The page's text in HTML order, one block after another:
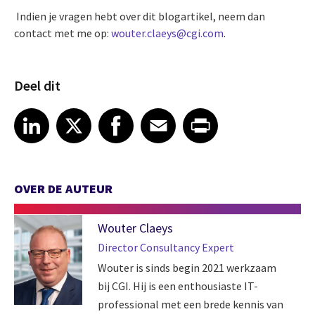
Indien je vragen hebt over dit blogartikel, neem dan
contact met me op: wouter.claeys@cgi.com.
Deel dit
Share article on LinkedIn
LinkedIn
Share article on XShare article on Facebook
Facebook
Share article on Email
EmailShare article on Print
OVER DE AUTEUR
Wouter Claeys
Director Consultancy Expert
Wouter is sinds begin 2021 werkzaam
bij CGI. Hij is een enthousiaste IT-
professional met een brede kennis van